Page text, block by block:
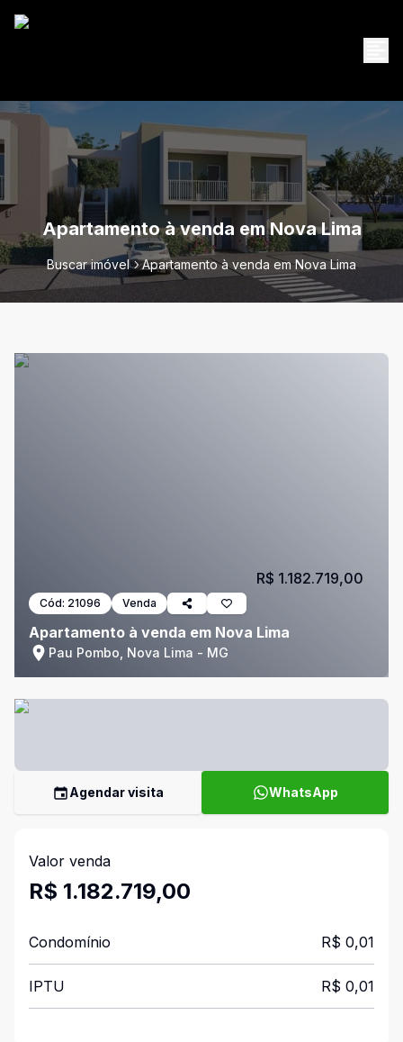
Apartamento à venda em Nova Lima
Buscar imóvel Apartamento à venda em Nova Lima
Cód: 21096 Venda
Apartamento à venda em Nova Lima
Pau Pombo, Nova Lima - MG
R$ 1.182.719,00
Agendar visita WhatsApp
Valor venda
R$ 1.182.719,00
Condomínio R$ 0,01
IPTU R$ 0,01